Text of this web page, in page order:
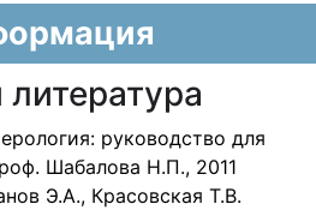
руководство для
Шабалова Н.П., 2011
Э.А., Красовская Т.В.